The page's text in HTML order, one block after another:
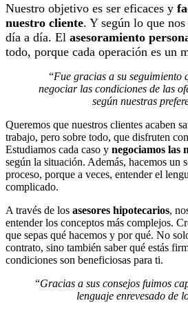
Nuestro objetivo es ser eficaces y
nuestro cliente. Y según lo que
día a día. El asesoramiento
todo, porque cada operación es un
“Fue gracias a su seguimiento
negociar las condiciones de las
según nuestras
Queremos que nuestros clientes acaben
trabajo, pero sobre todo, que disfruten
Estudiamos cada caso y negociamos las
según la situación. Además, hacemos un
proceso, porque a veces, entender el
complicado.
A través de los asesores hipotecarios,
entender los conceptos más complejos.
que sepas qué hacemos y por qué. No
contrato, sino también saber qué estás
condiciones son beneficiosas para ti.
“Gracias a sus consejos fuimos
lenguaje enrevesado de